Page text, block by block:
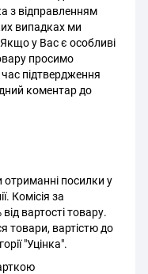
з відправленням
випадках ми
у Вас є особливі
просимо
підтвердження
коментар до
отриманні посилки у
Комісія за
вартості товару.
товари, вартістю до
"Уцінка".